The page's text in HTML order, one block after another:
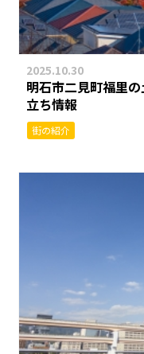
2025.10.30
明石市二見町福里
立ち情報
街の紹介